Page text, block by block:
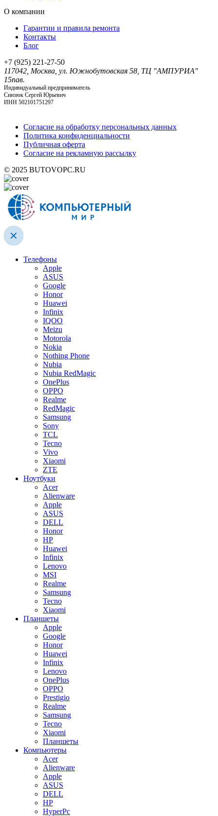
O компании
Гарантии и правила ремонта
Контакты
Блог
+7 (925) 221-27-50
117042, Москва, ул. Южнобутовская 58, ТЦ "АМПУРИА"
15пав.
Индивидуальный предприниматель
Синзюк Сергей Юрьевич
ИНН 502101751297
Согласие на обработку персональных данных
Политика конфиденциальности
Публичная оферта
Согласие на рекламную рассылку
© 2025 BUTOVOPC.RU
Телефоны
Apple
ASUS
Google
Honor
Huawei
Infinix
IQOO
Meizu
Motorola
Nokia
Nothing Phone
Nubia
Nubia RedMagic
OnePlus
OPPO
Realme
RedMagic
Samsung
Sony
TCL
Tecno
Vivo
Xiaomi
ZTE
Ноутбуки
Acer
Alienware
Apple
ASUS
DELL
Honor
HP
Huawei
Infinix
Lenovo
MSI
Realme
Samsung
Tecno
Xiaomi
Планшеты
Apple
Google
Honor
Huawei
Infinix
Lenovo
OnePlus
OPPO
Prestigio
Realme
Samsung
Tecno
Xiaomi
Планшеты
Компьютеры
Acer
Alienware
Apple
ASUS
DELL
HP
HyperPc